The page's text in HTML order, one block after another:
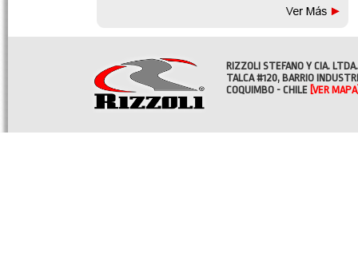
RIZZOLI STEFANO Y CIA. LTDA.
TALCA #120, BARRIO
COQUIMBO - CHILE [VER